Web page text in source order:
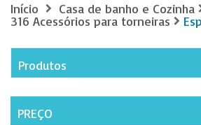
Início
Casa de banho e Cozinha
316 Acessórios para torneiras
Produtos
PREÇO